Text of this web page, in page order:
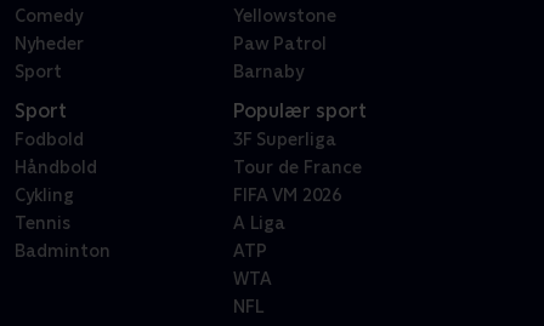
Comedy
Nyheder
Sport
Yellowstone
Paw Patrol
Barnaby
Sport
Fodbold
Håndbold
Cykling
Tennis
Badminton
Populær sport
3F Superliga
Tour de France
FIFA VM 2026
A Liga
ATP
WTA
NFL